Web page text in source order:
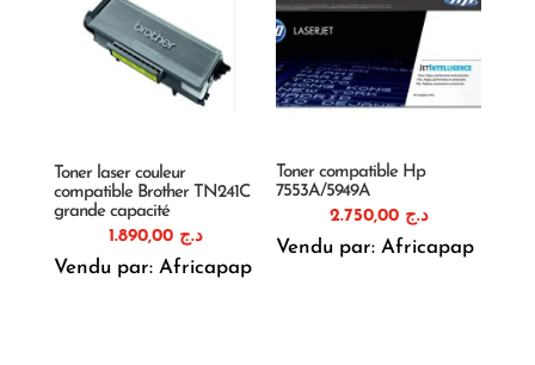
Toner laser couleur
compatible Brother TN241C
grande capacité
د.ج
Vendu par: Africapap
Toner compatible Hp
7553A/5949A
د.ج 2.750,00
Vendu par: Africapap